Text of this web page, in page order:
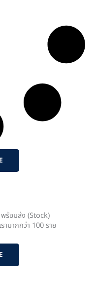
พร้อมส่ง (Stock)
ามากกว่า 100 ราย